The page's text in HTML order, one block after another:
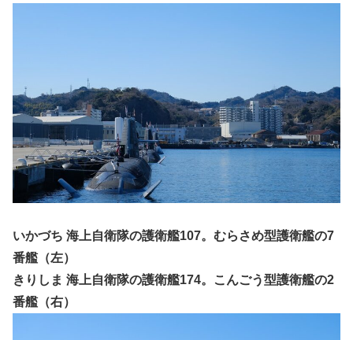
いかづち 海上自衛隊の護衛艦107。むらさめ型護衛艦の7
番艦（左）
きりしま 海上自衛隊の護衛艦174。こんごう型護衛艦の2
番艦（右）